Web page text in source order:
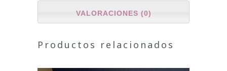
VALORACIONES (0)
Productos relacionados